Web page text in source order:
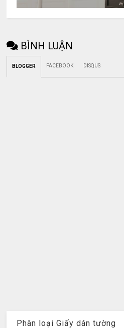
BÌNH LUẬN
BLOGGER FACEBOOK DISQUS
Phân loại Giấy dán tường